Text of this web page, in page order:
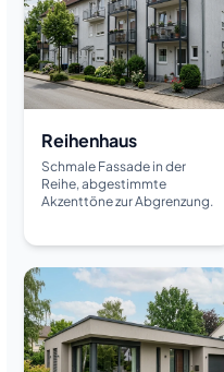
Reihenhaus
Schmale Fassade in der
Reihe, abgestimmte
Akzenttöne zur Abgrenzung.